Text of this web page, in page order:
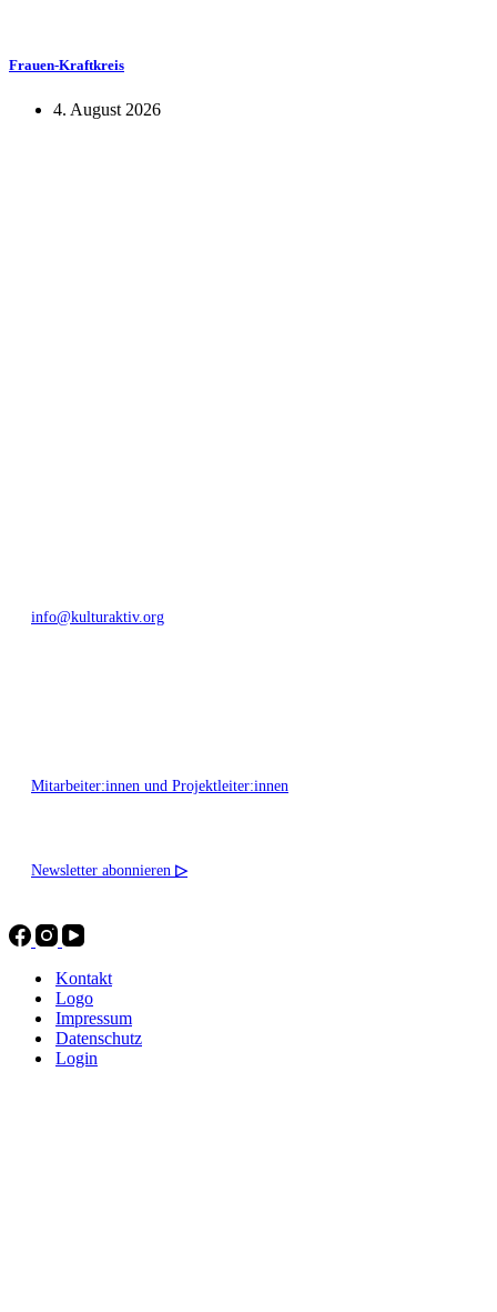
Frauen-Kraftkreis
4. August 2026
info@kulturaktiv.org
Mitarbeiter:innen und Projektleiter:innen
Newsletter abonnieren ▷
Kontakt
Logo
Impressum
Datenschutz
Login